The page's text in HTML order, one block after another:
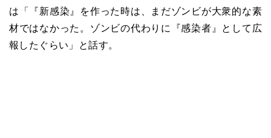
は「『新感染』を作った時は、まだゾンビが大衆的な素
材ではなかった。ゾンビの代わりに『感染者』として広
報したぐらい」と話す。